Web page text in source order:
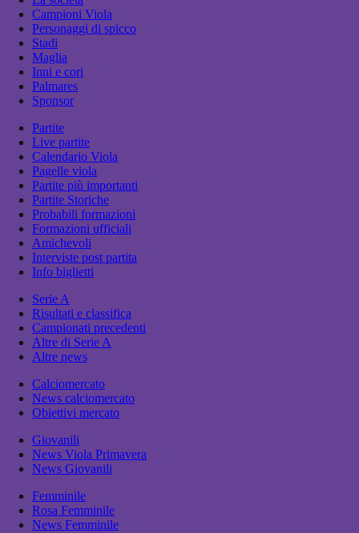
Campioni Viola
Personaggi di spicco
Stadi
Maglia
Inni e cori
Palmares
Sponsor
Partite
Live partite
Calendario Viola
Pagelle viola
Partite più importanti
Partite Storiche
Probabili formazioni
Formazioni ufficiali
Amichevoli
Interviste post partita
Info biglietti
Serie A
Risultati e classifica
Campionati precedenti
Altre di Serie A
Altre news
Calciomercato
News calciomercato
Obiettivi mercato
Giovanili
News Viola Primavera
News Giovanili
Femminile
Rosa Femminile
News Femminile